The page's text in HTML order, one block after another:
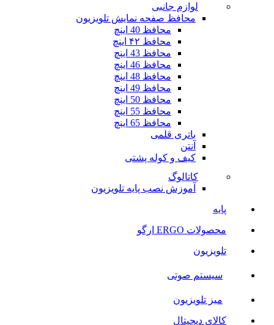
لوازم جانبی
محافظ صفحه نمایش تلویزیون
محافظ 40 اینچ
محافظ ۴۲ اینچ
محافظ 43 اینچ
محافظ 46 اینچ
محافظ 48 اینچ
محافظ 49 اینچ
محافظ 50 اینچ
محافظ 55 اینچ
محافظ 65 اینچ
باتری قلمی
آنتن
کیف و کوله پشتی
کاتالوگ
آموزش نصب پایه تلویزیون
پایه
محصولات ERGO ارگو
تلویزیون
سیستم صوتی
میز تلویزیون
کالای دیجیتال